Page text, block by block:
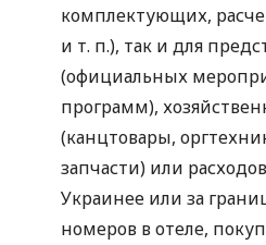
комплектующих,
и т. п.), так и для
(официальных
программ),
(канцтовары,
запчасти) или
Украинее или за
номеров в отеле,